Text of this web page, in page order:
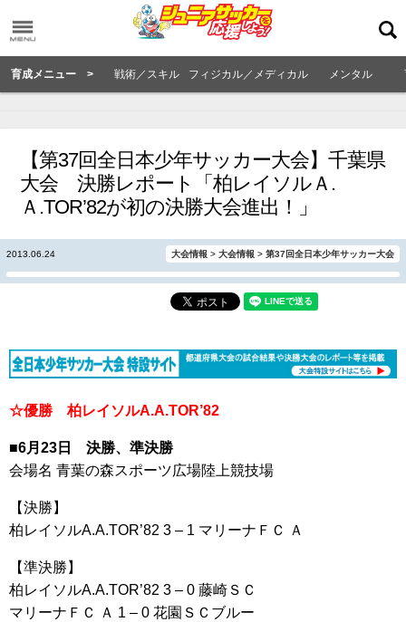
育成メニュー > 戦術／スキル フィジカル／メディカル メンタル
【第37回全日本少年サッカー大会】千葉県
大会 決勝レポート「柏レイソルＡ.
Ａ.TOR’82が初の決勝大会進出！」
2013.06.24 大会情報 > 大会情報 > 第37回全日本少年サッカー大会
☆優勝 柏レイソルA.A.TOR’82
■6月23日 決勝、準決勝
会場名 青葉の森スポーツ広場陸上競技場
【決勝】
柏レイソルA.A.TOR’82 3 – 1 マリーナＦＣ Ａ
【準決勝】
柏レイソルA.A.TOR’82 3 – 0 藤崎ＳＣ
マリーナＦＣ Ａ 1 – 0 花園ＳＣブルー